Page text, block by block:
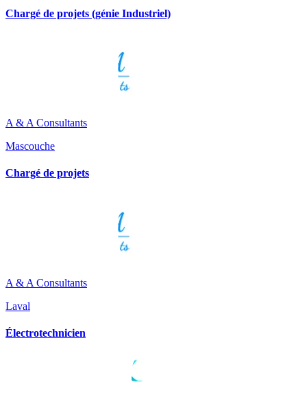
Chargé de projets (génie Industriel)
A & A Consultants
Mascouche
Chargé de projets
A & A Consultants
Laval
Électrotechnicien